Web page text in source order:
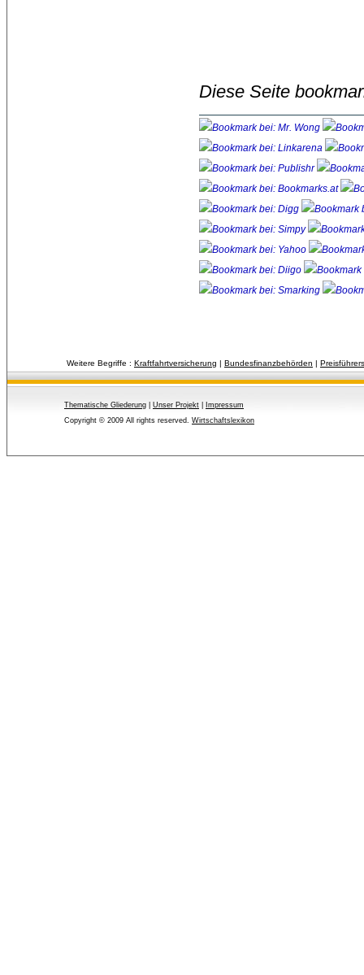
Diese Seite
Weitere Begriffe : Kraftfahrtversicherung | Bundesfinanzbehörden |
Thematische Gliederung Unser Projekt
Impressum
Copyright © 2009 All rights reserved. Wirtschaftslexikon